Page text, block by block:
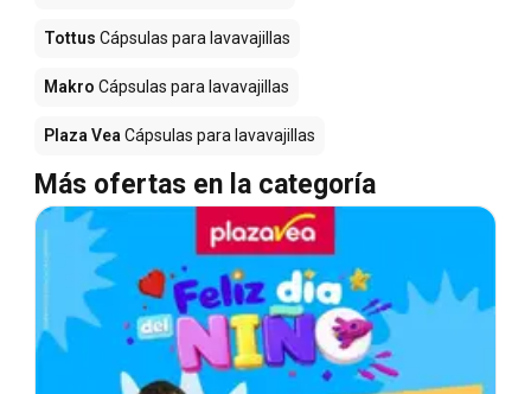
Tottus Cápsulas para lavavajillas
Makro Cápsulas para lavavajillas
Plaza Vea Cápsulas para lavavajillas
Más ofertas en la categoría